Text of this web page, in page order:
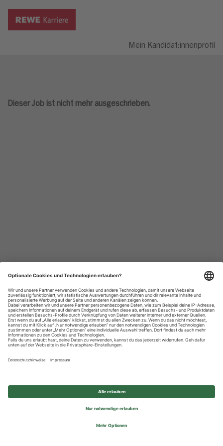
Mein Kandidat:innenprofil
Dieser Job ist nicht mehr ausgeschrieben.
Datenschutzhinweise
Impressum
Privatsphäre-Einstellungen
© 2026 REWE Group - All rights reserved